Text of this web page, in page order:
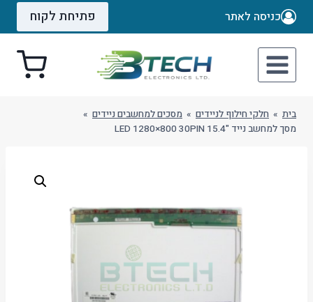
Skip
כניסה לאתר פתיחת לקוח
בית » חלקי חילוף לניידים » מסכים למחשבים ניידים »
מסך למחשב נייד "15.4 LED 1280×800 30PIN